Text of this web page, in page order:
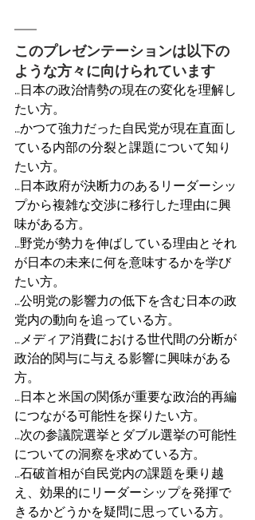
このプレゼンテーションは以下の
ような方々に向けられています
…日本の政治情勢の現在の変化を理解し
たい方。
…かつて強力だった自民党が現在直面し
ている内部の分裂と課題について知り
たい方。
…日本政府が決断力のあるリーダーシッ
プから複雑な交渉に移行した理由に興
味がある方。
…野党が勢力を伸ばしている理由とそれ
が日本の未来に何を意味するかを学び
たい方。
…公明党の影響力の低下を含む日本の政
党内の動向を追っている方。
…メディア消費における世代間の分断が
政治的関与に与える影響に興味がある
方。
…日本と米国の関係が重要な政治的再編
につながる可能性を探りたい方。
…次の参議院選挙とダブル選挙の可能性
についての洞察を求めている方。
…石破首相が自民党内の課題を乗り越
え、効果的にリーダーシップを発揮で
きるかどうかを疑問に思っている方。